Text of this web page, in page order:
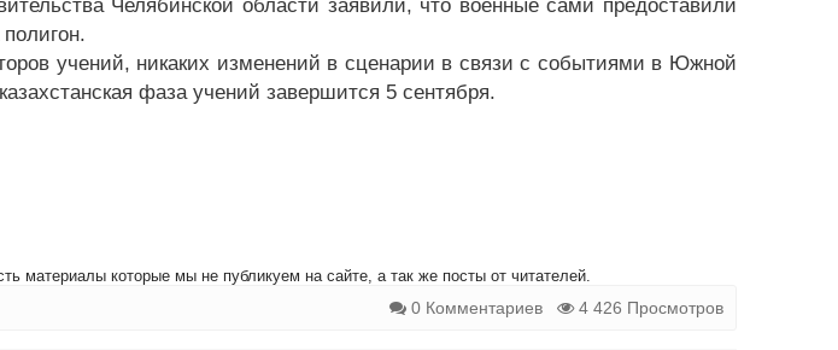
Челябинской области заявили, что военные сами предоставили
учений, никаких изменений в сценарии в связи с событиями в Южной
фаза учений завершится 5 сентября.
материалы которые мы не публикуем на сайте, а так же посты от читателей.
0 Комментариев 4 426 Просмотров